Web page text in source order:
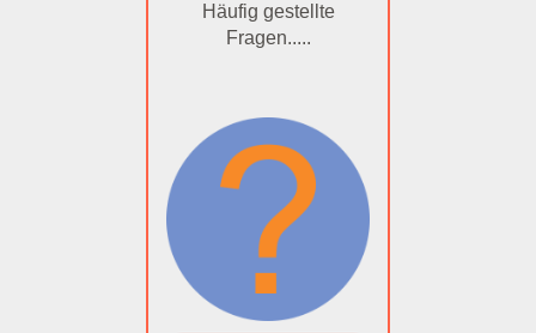
Häufig gestellte
Fragen.....